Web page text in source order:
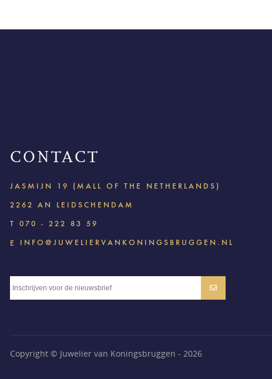
CONTACT
JASMIJN 19 (MALL OF THE NETHERLANDS)
2262 AN LEIDSCHENDAM
T 070 - 222 83 59
E INFO@JUWELIERVANKONINGSBRUGGEN.NL
Copyright © Juwelier van Koningsbruggen - 2026